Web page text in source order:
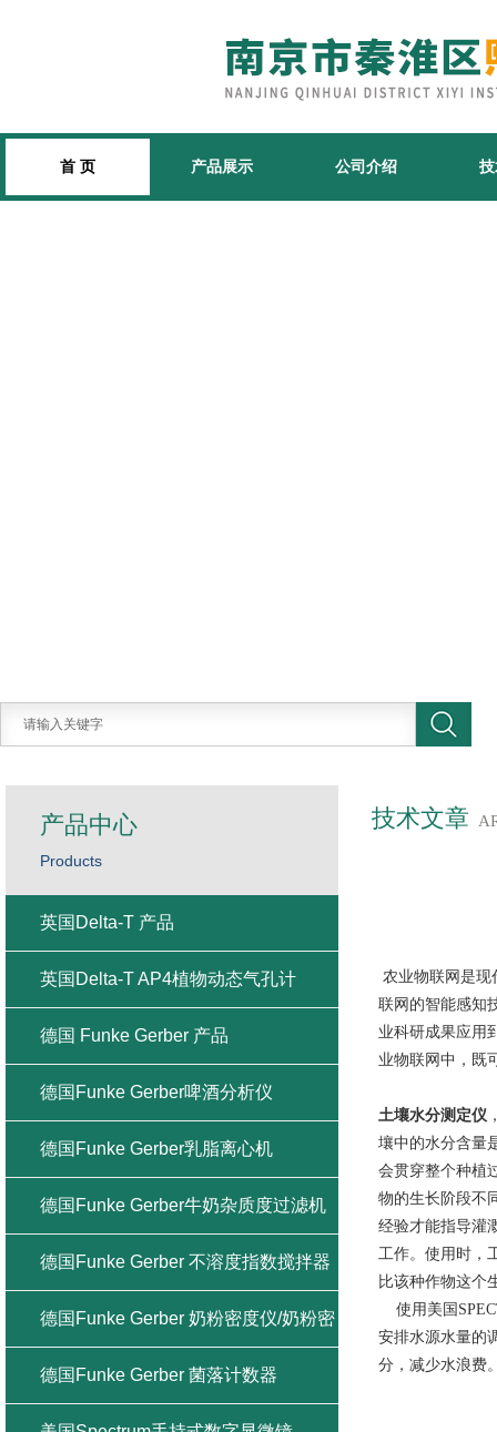
首 页 产品展示 公司介绍
技术文章
农业物联网是
联网的智能感知
业科研成果应用
业物联网中，既
土壤水分测定仪
壤中的水分含量
会贯穿整个种植
物的生长阶段不
经验才能指导灌
工作。使用时，
比该种作物这个
使用美国
安排水源水量的
分，减少水浪费
产品中心
Products
英国Delta-T 产品
英国Delta-T AP4植物动态气孔计
德国 Funke Gerber 产品
德国Funke Gerber啤酒分析仪
德国Funke Gerber乳脂离心机
德国Funke Gerber牛奶杂质度过滤机
德国Funke Gerber 不溶度指数搅拌器
德国Funke Gerber 奶粉密度仪/奶粉密
度计
德国Funke Gerber 菌落计数器